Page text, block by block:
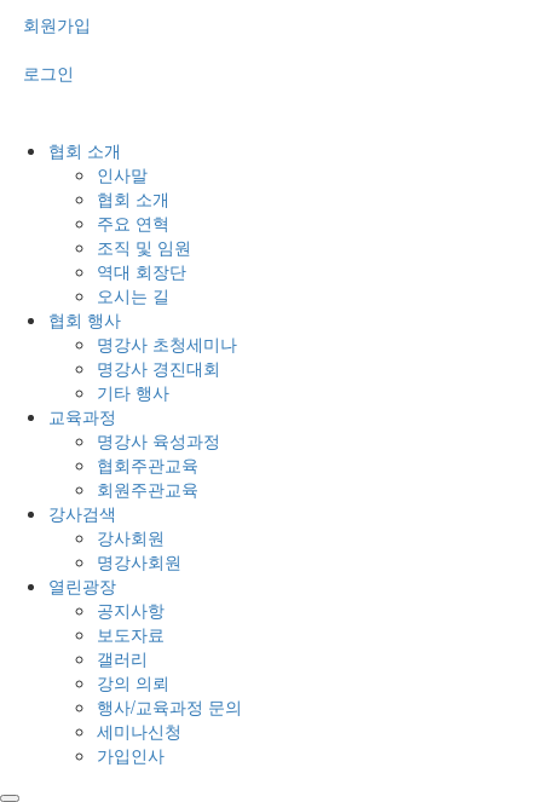
회원가입
로그인
협회 소개
인사말
협회 소개
주요 연혁
조직 및 임원
역대 회장단
오시는 길
협회 행사
명강사 초청세미나
명강사 경진대회
기타 행사
교육과정
명강사 육성과정
협회주관교육
회원주관교육
강사검색
강사회원
명강사회원
열린광장
공지사항
보도자료
갤러리
강의 의뢰
행사/교육과정 문의
세미나신청
가입인사